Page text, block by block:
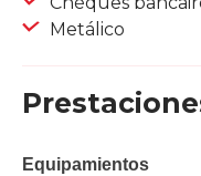
Metálico
Equipamientos